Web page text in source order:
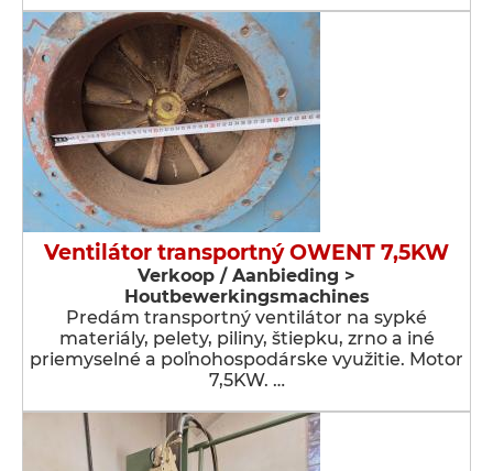
Ventilátor transportný OWENT 7,5KW
Verkoop / Aanbieding >
Houtbewerkingsmachines
Predám transportný ventilátor na sypké
materiály, pelety, piliny, štiepku, zrno a iné
priemyselné a poľnohospodárske využitie. Motor
7,5KW. …